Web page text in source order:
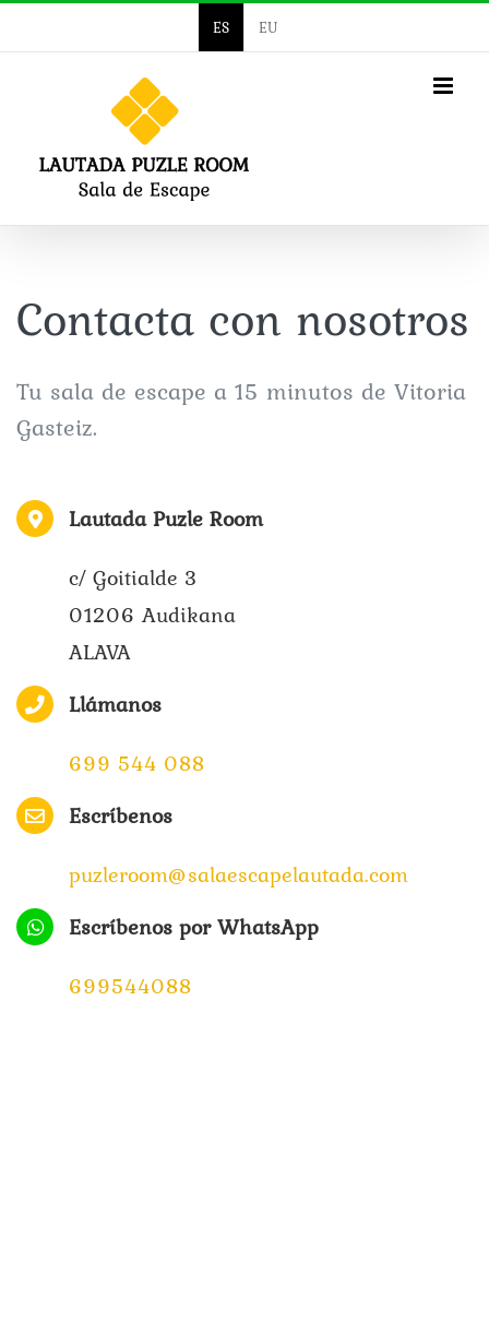
al
ES EU
Contacta con nosotros
Tu sala de escape a 15 minutos de Vitoria
Gasteiz.
Lautada Puzle Room
c/ Goitialde 3
01206 Audikana
ALAVA
Llámanos
699 544 088
Escríbenos
puzleroom@salaescapelautada.com
Escríbenos por WhatsApp
699544088